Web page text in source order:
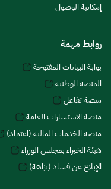
إمكانية الوصول
روابط مهمة
بوابة البيانات المفتوحة
المنصة الوطنية
منصة تفاعل
منصة الاستشارات العامة
منصة الخدمات المالية (اعتماد)
هيئة الخبراء بمجلس الوزراء
الإبلاغ عن فساد (نزاهة)